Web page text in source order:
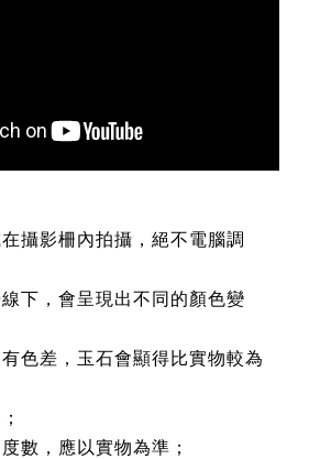
攝影柵內拍攝，絕不電腦調
下，會呈現出不同的顏色變
色差，玉石會顯得比實物較為
數，應以實物為準；